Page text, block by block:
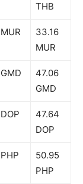
THB
MUR
33.16
MUR
GMD
47.06
GMD
DOP
47.64
DOP
PHP
50.95
PHP